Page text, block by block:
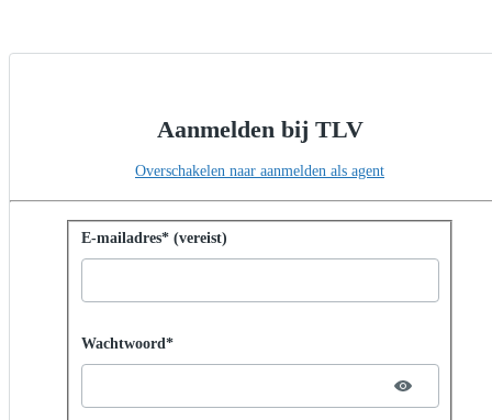
Aanmelden bij TLV
Overschakelen naar aanmelden als agent
Aanmelden met wachtwoord
E-mailadres* (vereist)
Password hidden
Wachtwoord*